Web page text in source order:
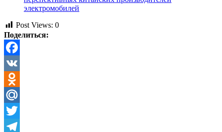
электромобилей
Post Views: 0
Поделиться:
Facebook
VK
Odnoklassniki
Mail.Ru
Twitter